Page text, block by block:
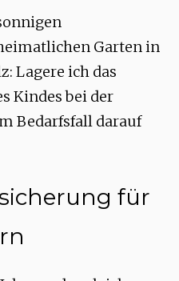
Garten in
Lagere ich das
Kindes bei der
Bedarfsfall darauf
für